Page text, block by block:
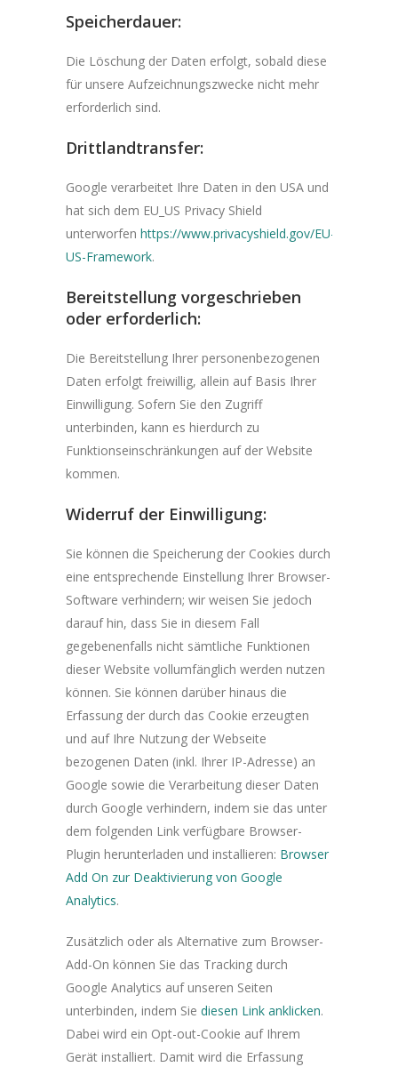
Speicherdauer:
Die Löschung der Daten erfolgt, sobald diese
für unsere Aufzeichnungszwecke nicht mehr
erforderlich sind.
Drittlandtransfer:
Google verarbeitet Ihre Daten in den USA und
hat sich dem EU_US Privacy Shield
unterworfen https://www.privacyshield.gov/EU-
US-Framework.
Bereitstellung vorgeschrieben
oder erforderlich:
Die Bereitstellung Ihrer personenbezogenen
Daten erfolgt freiwillig, allein auf Basis Ihrer
Einwilligung. Sofern Sie den Zugriff
unterbinden, kann es hierdurch zu
Funktionseinschränkungen auf der Website
kommen.
Widerruf der Einwilligung:
Sie können die Speicherung der Cookies durch
eine entsprechende Einstellung Ihrer Browser-
Software verhindern; wir weisen Sie jedoch
darauf hin, dass Sie in diesem Fall
gegebenenfalls nicht sämtliche Funktionen
dieser Website vollumfänglich werden nutzen
können. Sie können darüber hinaus die
Erfassung der durch das Cookie erzeugten
und auf Ihre Nutzung der Webseite
bezogenen Daten (inkl. Ihrer IP-Adresse) an
Google sowie die Verarbeitung dieser Daten
durch Google verhindern, indem sie das unter
dem folgenden Link verfügbare Browser-
Plugin herunterladen und installieren: Browser
Add On zur Deaktivierung von Google
Analytics.
Zusätzlich oder als Alternative zum Browser-
Add-On können Sie das Tracking durch
Google Analytics auf unseren Seiten
unterbinden, indem Sie diesen Link anklicken.
Dabei wird ein Opt-out-Cookie auf Ihrem
Gerät installiert. Damit wird die Erfassung